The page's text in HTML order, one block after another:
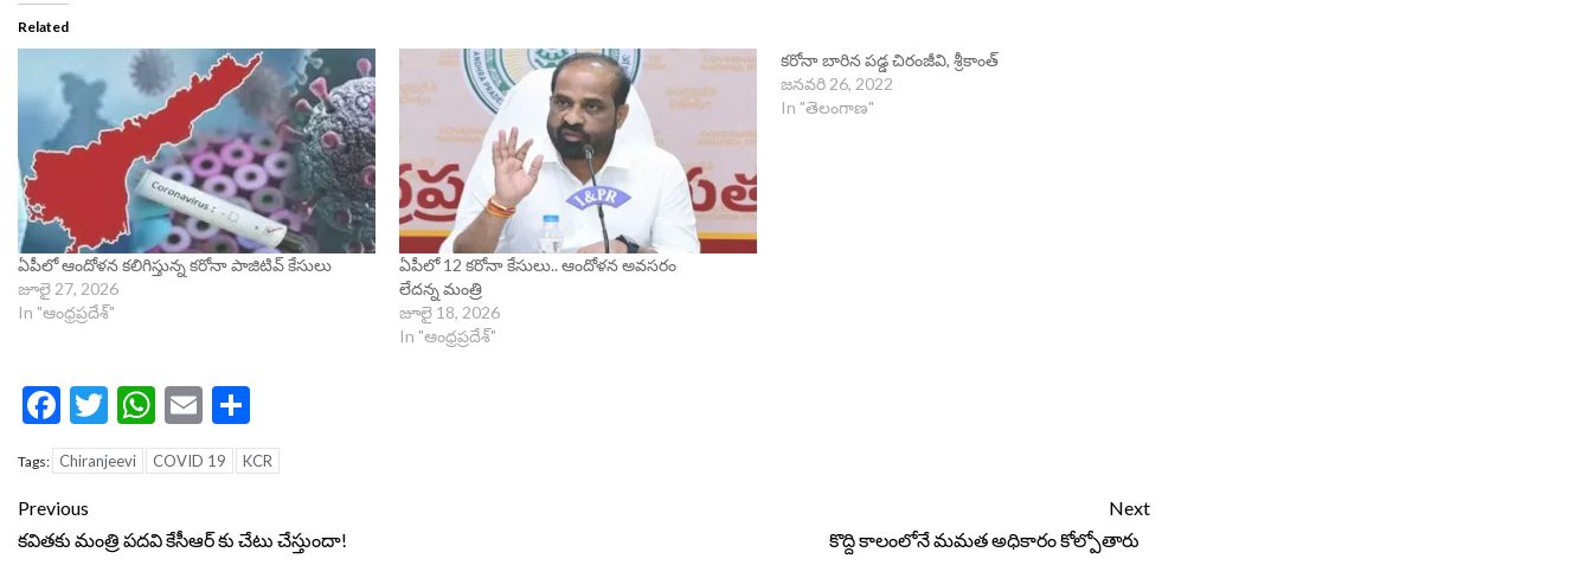
Related
ఏపీలో ఆందోళన కలిగిస్తున్న కరోనా పాజిటివ్ కేసులు
జూలై 27, 2026
In "ఆంధ్రప్రదేశ్"
ఏపీలో 12 కరోనా కేసులు.. ఆందోళన అవసరం
లేదన్న మంత్రి
జూలై 18, 2026
In "ఆంధ్రప్రదేశ్"
కరోనా బారిన పడ్డ చిరంజీవి, శ్రీకాంత్
జనవరి 26, 2022
In "తెలంగాణ"
Facebook
Twitter
WhatsApp
Email
Tags: Chiranjeevi COVID 19 KCR
Continue
Reading
Previous
కవితకు మంత్రి పదవి కేసీఆర్ కు చేటు చేస్తుందా!
Next
కొద్ది కాలంలోనే మమత అధికారం కోల్పోతారు